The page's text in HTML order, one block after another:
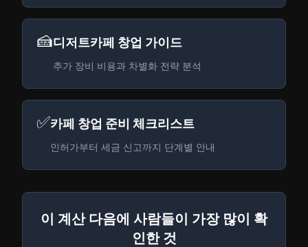
🍰디저트카페 창업 가이드
추가 장비 비용과 차별화 전략 분석
✅카페 창업 준비 체크리스트
인허가부터 세금 신고까지 단계별 안내
이 계산 다음에 사람들이 가장 많이 확
인한 것